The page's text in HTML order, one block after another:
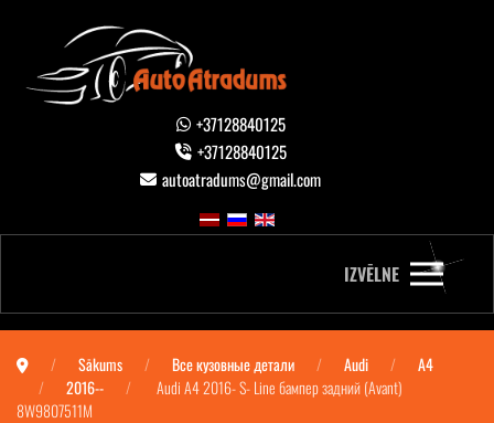
+37128840125
+37128840125
autoatradums@gmail.com
IZVĒLNE
Sākums Все кузовные детали Audi
A4
2016--
Audi A4 2016- S- Line бампер задний (Avant)
8W9807511M